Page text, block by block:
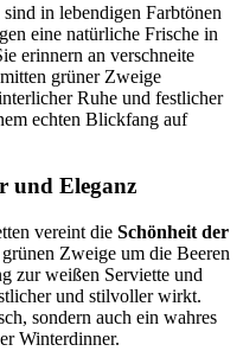
in lebendigen Farbtönen
eine natürliche Frische in
erinnern an verschneite
grüner Zweige
Ruhe und festlicher
echten Blickfang auf
und Eleganz
vereint die Schönheit der
Zweige um die Beeren
zur weißen Serviette und
und stilvoller wirkt.
sondern auch ein wahres
Winterdinner.